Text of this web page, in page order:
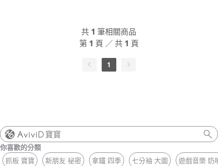
共 1 筆相關商品
第 1 頁 ／ 共 1 頁
1
寶寶
你喜歡的分類
抓板 寶寶
新朋友 祕密 拿鐵 四季 七分袖 大圖 遊戲音樂 奶